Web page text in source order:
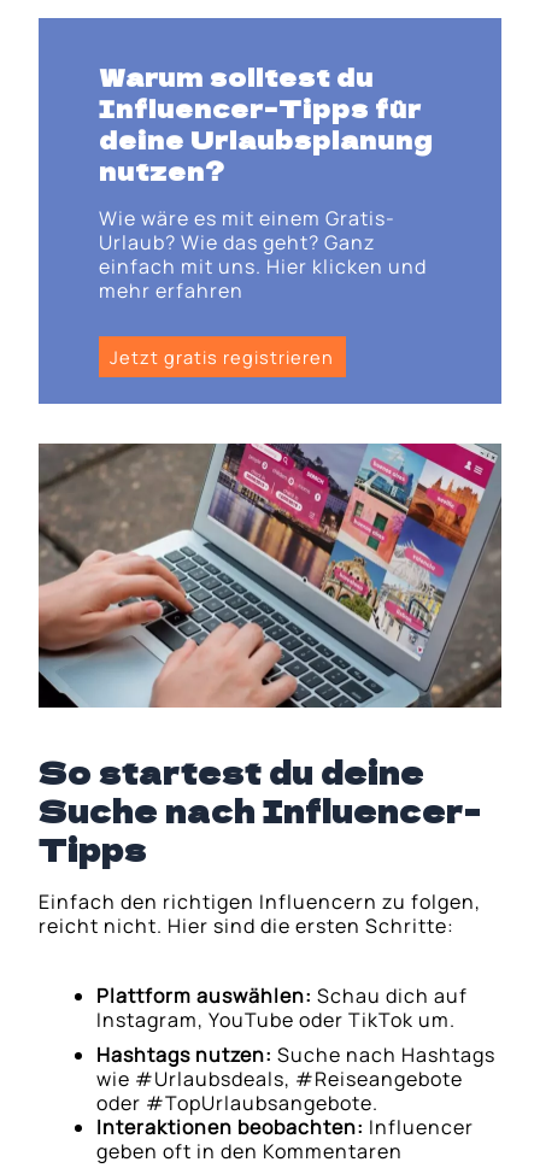
Warum solltest du
Influencer-Tipps für
deine Urlaubsplanung
nutzen?
Wie wäre es mit einem Gratis-
Urlaub? Wie das geht? Ganz
einfach mit uns. Hier klicken und
mehr erfahren
Jetzt gratis registrieren
So startest du deine
Suche nach Influencer-
Tipps
Einfach den richtigen Influencern zu folgen,
reicht nicht. Hier sind die ersten Schritte:
Plattform auswählen: Schau dich auf
Instagram, YouTube oder TikTok um.
Hashtags nutzen: Suche nach Hashtags
wie #Urlaubsdeals, #Reiseangebote
oder #TopUrlaubsangebote.
Interaktionen beobachten: Influencer
geben oft in den Kommentaren